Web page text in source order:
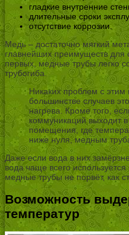
гладкие внутренние
длительные сроки
отсутствие коррозии.
Медь – достаточно мягкий
главнейших преимуществ для
первых, медные трубы легко
трубогиба.
Никаких проблем с этим
большинстве случаев
нагрева. Кроме того,
коммуникаций выходит
помещения, где
ниже нуля, медным
Даже если вода в них
вода чаще всего
медные трубы не порвёт, как
Возможность
температур